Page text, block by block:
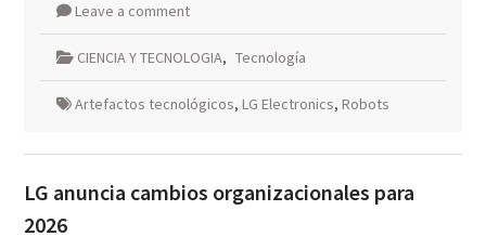
Leave a comment
CIENCIA Y TECNOLOGIA, Tecnología
Artefactos tecnológicos, LG Electronics, Robots
LG anuncia cambios organizacionales para
2026